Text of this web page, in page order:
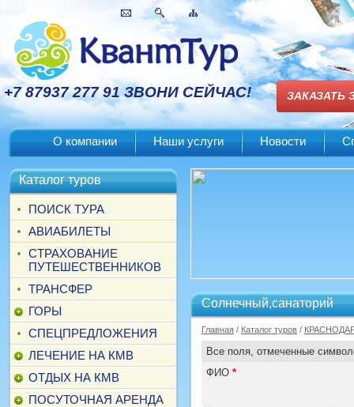
+7 87937 277 91 ЗВОНИ СЕЙЧАС! ЗАКАЗАТЬ
О компании Наши услуги Новости
Каталог туров
ПОИСК ТУРА
АВИАБИЛЕТЫ
СТРАХОВАНИЕ
ПУТЕШЕСТВЕННИКОВ
ТРАНСФЕР
ГОРЫ
СПЕЦПРЕДЛОЖЕНИЯ
ЛЕЧЕНИЕ НА КМВ
ОТДЫХ НА КМВ
ПОСУТОЧНАЯ АРЕНДА
Солнечный,санаторий
Главная / Каталог туров /
Все поля, отмеченные
ФИО *